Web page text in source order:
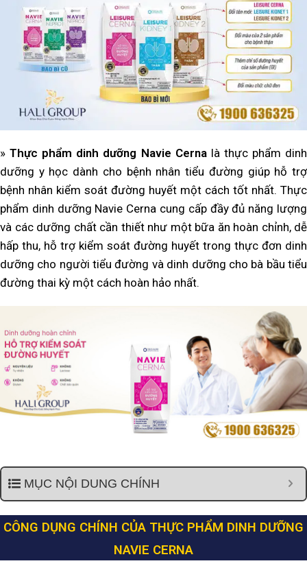
» Thực phẩm dinh dưỡng Navie Cernalà thực phẩm dinh
dưỡng y học dành cho bệnh nhân tiểu đường giúp hỗ trợ
bệnh nhân kiểm soát đường huyết một cách tốt nhất. Thực
phẩm dinh dưỡng Navie Cerna cung cấp đầy đủ năng lượng
và các dưỡng chất cần thiết như một bữa ăn hoàn chỉnh, dễ
hấp thu, hỗ trợ kiểm soát đường huyết trong thực đơn dinh
dưỡng cho người tiểu đường và dinh dưỡng cho bà bầu tiểu
đường thai kỳ một cách hoàn hảo nhất.
MỤC NỘI DUNG CHÍNH
CÔNG DỤNG CHÍNH CỦA THỰC PHẨM DINH DƯỠNG
NAVIE CERNA